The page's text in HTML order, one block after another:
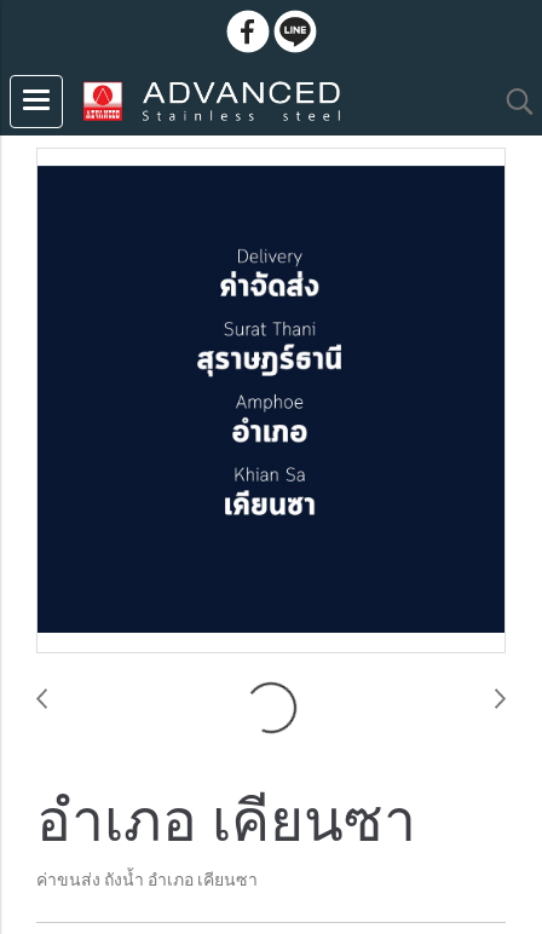
อำเภอ เคียนซา
ค่าขนส่ง ถังน้ำ อำเภอ เคียนซา